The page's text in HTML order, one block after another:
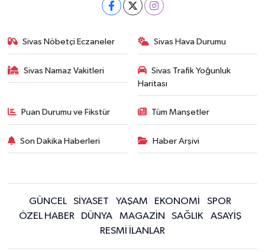
Sivas Nöbetçi Eczaneler Sivas Hava Durumu
Sivas Namaz Vakitleri
Sivas Trafik Yoğunluk
Haritası
Puan Durumu ve Fikstür Tüm Manşetler
Son Dakika Haberleri Haber Arşivi
GÜNCEL SİYASET YAŞAM EKONOMİ
SPOR
ÖZEL HABER
DÜNYA MAGAZİN SAĞLIK
ASAYİŞ
RESMİ İLANLAR